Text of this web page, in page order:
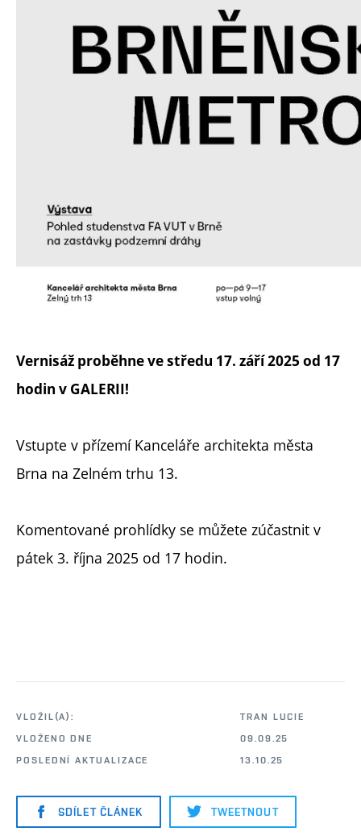
Vernisáž proběhne ve středu 17. září 2025 od 17
hodin v GALERII!
Vstupte v přízemí Kanceláře architekta města
Brna na Zelném trhu 13.
Komentované prohlídky se můžete zúčastnit v
pátek 3. října 2025 od 17 hodin.
VLOŽIL(A):
TRAN LUCIE
VLOŽENO DNE
09.09.25
POSLEDNÍ AKTUALIZACE
13.10.25
SDÍLET ČLÁNEK TWEETNOUT